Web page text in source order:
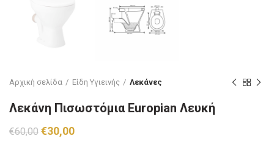
Αρχική σελίδα Είδη Υγιεινής Λεκάνες
Λεκάνη Πισωστόμια Europian Λευκή
€60,00 Original
€30,00Η